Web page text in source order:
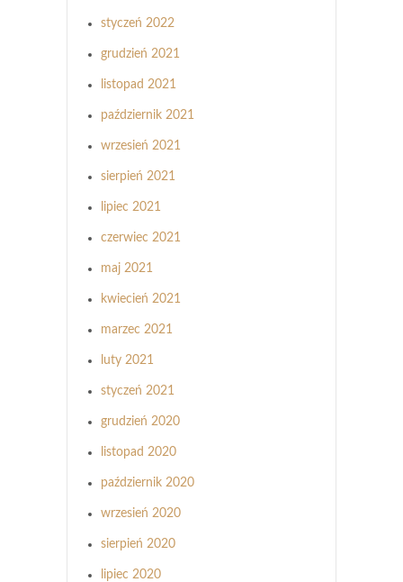
styczeń 2022
grudzień 2021
listopad 2021
październik 2021
wrzesień 2021
sierpień 2021
lipiec 2021
czerwiec 2021
maj 2021
kwiecień 2021
marzec 2021
luty 2021
styczeń 2021
grudzień 2020
listopad 2020
październik 2020
wrzesień 2020
sierpień 2020
lipiec 2020